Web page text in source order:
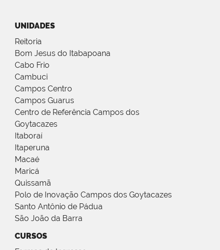
UNIDADES
Reitoria
Bom Jesus do Itabapoana
Cabo Frio
Cambuci
Campos Centro
Campos Guarus
Centro de Referência Campos dos
Goytacazes
Itaboraí
Itaperuna
Macaé
Maricá
Quissamã
Polo de Inovação Campos dos Goytacazes
Santo Antônio de Pádua
São João da Barra
CURSOS